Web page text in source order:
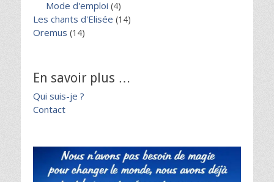
Mode d'emploi (4)
Les chants d'Elisée (14)
Oremus (14)
En savoir plus …
Qui suis-je ?
Contact